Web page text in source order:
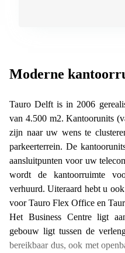
Moderne
Tauro Delft is in 2006
van 4.500 m2. Kantoorunits
zijn naar uw wens te
parkeerterrein. De
aansluitpunten voor uw
wordt de kantoorruimte
verhuurd. Uiteraard hebt u
voor Tauro Flex Office en
Het Business Centre ligt
gebouw ligt tussen de
bereikbaar dus, ook met